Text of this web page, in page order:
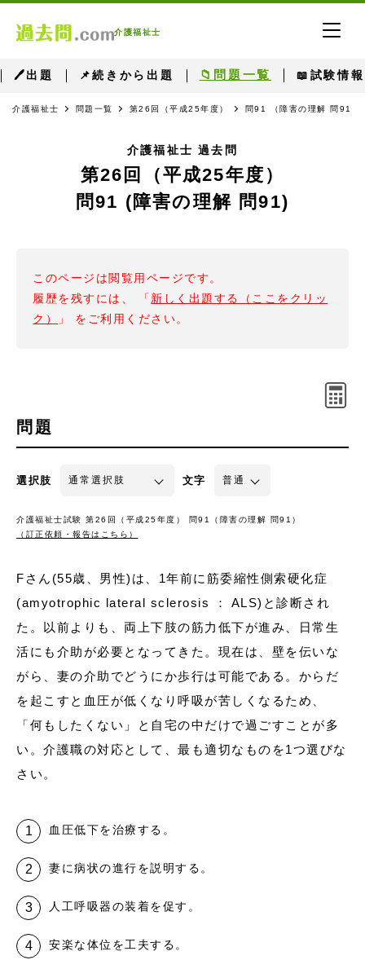
介護福祉士
🖊出題 📌続きから出題 📁問題一覧 📖試験情報
介護福祉士 問題一覧 第26回（平成25年度） 問91 （障害の理解 問91）
介護福祉士 過去問
第26回（平成25年度）
問91 (障害の理解 問91)
このページは閲覧用ページです。
履歴を残すには、 「 新しく出題する（ここをクリッ
ク）
」 をご利用ください。
問題
選択肢 文字
介護福祉士試験 第26回（平成25年度） 問91（障害の理解 問91）
（訂正依頼・報告はこちら）
Fさん(55歳、男性)は、1年前に筋委縮性側索硬化症
(amyotrophic lateral sclerosis ： ALS)と診断され
た。以前よりも、両上下肢の筋力低下が進み、日常生
活にも介助が必要となってきた。現在は、壁を伝いな
がら、妻の介助でどうにか歩行は可能である。からだ
を起こすと血圧が低くなり呼吸が苦しくなるため、
「何もしたくない」と自宅の中だけで過ごすことが多
い。介護職の対応として、最も適切なものを1つ選びな
さい。
血圧低下を治療する。
妻に病状の進行を説明する。
人工呼吸器の装着を促す。
安楽な体位を工夫する。